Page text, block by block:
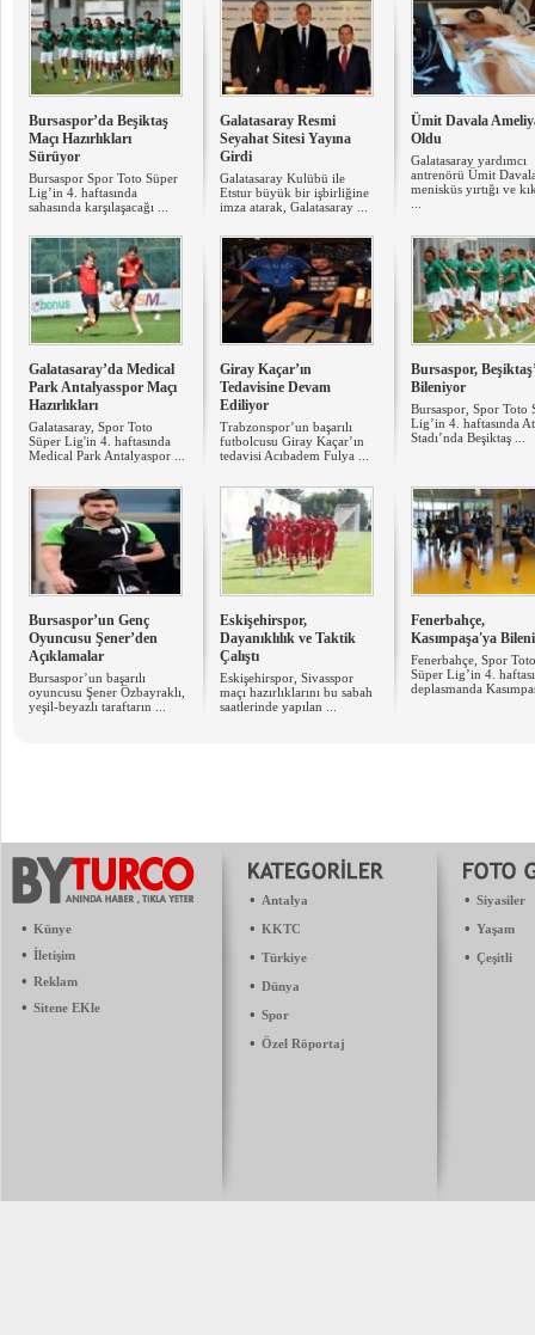
Bursaspor’da Beşiktaş
Maçı Hazırlıkları
Sürüyor
Bursaspor Spor Toto Süper
Lig’in 4. haftasında
sahasında karşılaşacağı ...
Galatasaray Resmi
Seyahat Sitesi Yayına
Girdi
Galatasaray Kulübü ile
Etstur büyük bir işbirliğine
imza atarak, Galatasaray ...
Ümit Davala
Oldu
Galatasaray yardımcı
antrenörü Ümit
menisküs yırtığı ve
Galatasaray’da Medical
Park Antalyasspor Maçı
Hazırlıkları
Galatasaray, Spor Toto
Süper Lig'in 4. haftasında
Medical Park Antalyaspor ...
Giray Kaçar’ın
Tedavisine Devam
Ediliyor
Trabzonspor’un başarılı
futbolcusu Giray Kaçar’ın
tedavisi Acıbadem Fulya ...
Bursaspor,
Bileniyor
Bursaspor, Spor Toto
Lig’in 4. haftasında
Stadı’nda Beşiktaş ...
Bursaspor’un Genç
Oyuncusu Şener’den
Açıklamalar
Bursaspor’un başarılı
oyuncusu Şener Özbayraklı,
yeşil-beyazlı taraftarın ...
Eskişehirspor,
Dayanıklılık ve Taktik
Çalıştı
Eskişehirspor, Sivasspor
maçı hazırlıklarını bu sabah
saatlerinde yapılan ...
Fenerbahçe,
Kasımpaşa'ya
Fenerbahçe, Spor Toto
Süper Lig’in 4.
deplasmanda
• Künye
• İletişim
• Reklam
• Sitene EKle
• Antalya
• KKTC
• Türkiye
• Dünya
• Spor
• Özel Röportaj
• Siyasiler
• Yaşam
• Çeşitli